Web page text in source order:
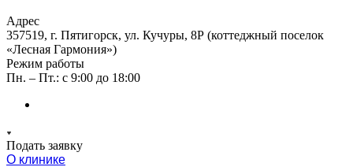
Адрес
357519, г. Пятигорск, ул. Кучуры, 8Р (коттеджный поселок
«Лесная Гармония»)
Режим работы
Пн. – Пт.: с 9:00 до 18:00
Подать заявку
О клинике